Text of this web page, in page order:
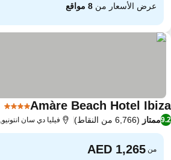
عرض الأسعار من 8 مواقع
Amàre Beach Hotel Ibiza4 عدد النجوم
9.2ممتاز (6,766 من النقاط) فيليا دي سان انتونيو, 5.1 كم إلى كالا تاريدا
من